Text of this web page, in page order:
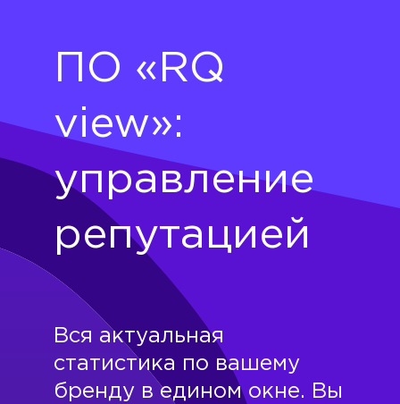
ПО «RQ
view»:
управление
репутацией
Вся актуальная
статистика по вашему
бренду в едином окне. Вы